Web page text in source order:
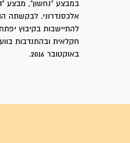
במבצע "נחשון", מבצע
אלכסנדרוני. לבקשתה
באוקטובר 2016.